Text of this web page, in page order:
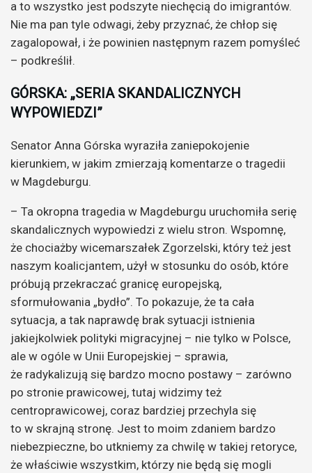
a to wszystko jest podszyte niechęcią do imigrantów.
Nie ma pan tyle odwagi, żeby przyznać, że chłop się
zagalopował, i że powinien następnym razem pomyśleć
– podkreślił.
GÓRSKA: „SERIA SKANDALICZNYCH
WYPOWIEDZI”
Senator Anna Górska wyraziła zaniepokojenie
kierunkiem, w jakim zmierzają komentarze o tragedii
w Magdeburgu.
– Ta okropna tragedia w Magdeburgu uruchomiła serię
skandalicznych wypowiedzi z wielu stron. Wspomnę,
że chociażby wicemarszałek Zgorzelski, który też jest
naszym koalicjantem, użył w stosunku do osób, które
próbują przekraczać granicę europejską,
sformułowania „bydło”. To pokazuje, że ta cała
sytuacja, a tak naprawdę brak sytuacji istnienia
jakiejkolwiek polityki migracyjnej – nie tylko w Polsce,
ale w ogóle w Unii Europejskiej – sprawia,
że radykalizują się bardzo mocno postawy – zarówno
po stronie prawicowej, tutaj widzimy też
centroprawicowej, coraz bardziej przechyla się
to w skrajną stronę. Jest to moim zdaniem bardzo
niebezpieczne, bo utkniemy za chwilę w takiej retoryce,
że właściwie wszystkim, którzy nie będą się mogli